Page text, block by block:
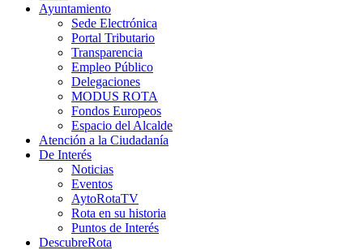
Ayuntamiento
Sede Electrónica
Portal Tributario
Transparencia
Empleo Público
Delegaciones
MODUS ROTA
Fondos Europeos
Espacio del Alcalde
Atención a la Ciudadanía
De Interés
Noticias
Eventos
AytoRotaTV
Rota en su historia
Puntos de Interés
DescubreRota